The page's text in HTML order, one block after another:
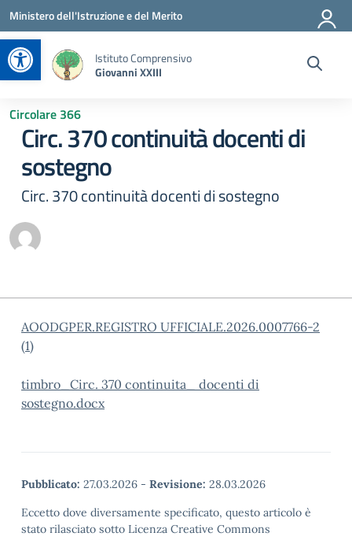
Apri la barra degli strumenti
Vai ai contenuti
Vai al menu di navigazione
Vai al footer
Ministero dell'Istruzione e del Merito
Istituto Comprensivo
Giovanni XXIII
Circolare 366
Circ. 370 continuità docenti di
sostegno
Circ. 370 continuità docenti di sostegno
AOODGPER.REGISTRO UFFICIALE.2026.0007766-2
(1)
timbro_Circ. 370 continuita_ docenti di
sostegno.docx
Pubblicato: 27.03.2026 - Revisione: 28.03.2026
Eccetto dove diversamente specificato, questo articolo è
stato rilasciato sotto Licenza Creative Commons